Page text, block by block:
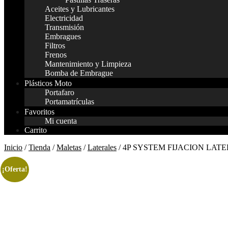
Aceites y Lubricantes
Electricidad
Transmisión
Embragues
Filtros
Frenos
Mantenimiento y Limpieza
Bomba de Embrague
Plásticos Moto
Portafaro
Portamatrículas
Favoritos
Mi cuenta
Carrito
Inicio /Tienda /Maletas /Laterales / 4P SYSTEM FIJACION
¡Oferta!